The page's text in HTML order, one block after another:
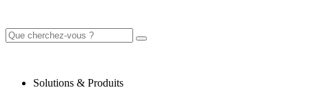
Solutions & Produits